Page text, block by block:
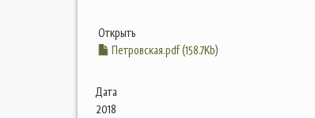
Открыть
Петровская.pdf (158.7Kb)
Дата
2018